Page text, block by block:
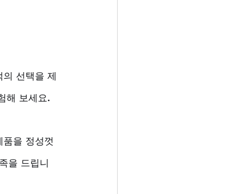
선택을 제
해 보세요.
을 정성껏
을 드립니